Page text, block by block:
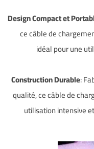
Design Compact et
ce câble de
idéal pour une
Construction Durable:
qualité, ce câble de
utilisation intensive